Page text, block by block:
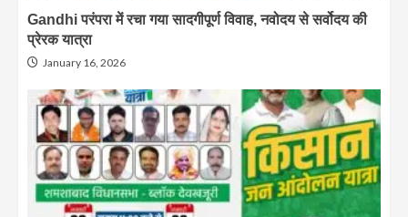
Gandhi परंपरा में रचा गया सादगीपूर्ण विवाह, नवोदय से सर्वोदय की
प्रेरक यात्रा
January 16, 2026